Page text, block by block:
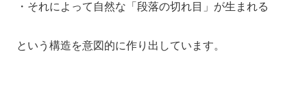
・それによって自然な「段落の切れ目」が生まれる
という構造を意図的に作り出しています。